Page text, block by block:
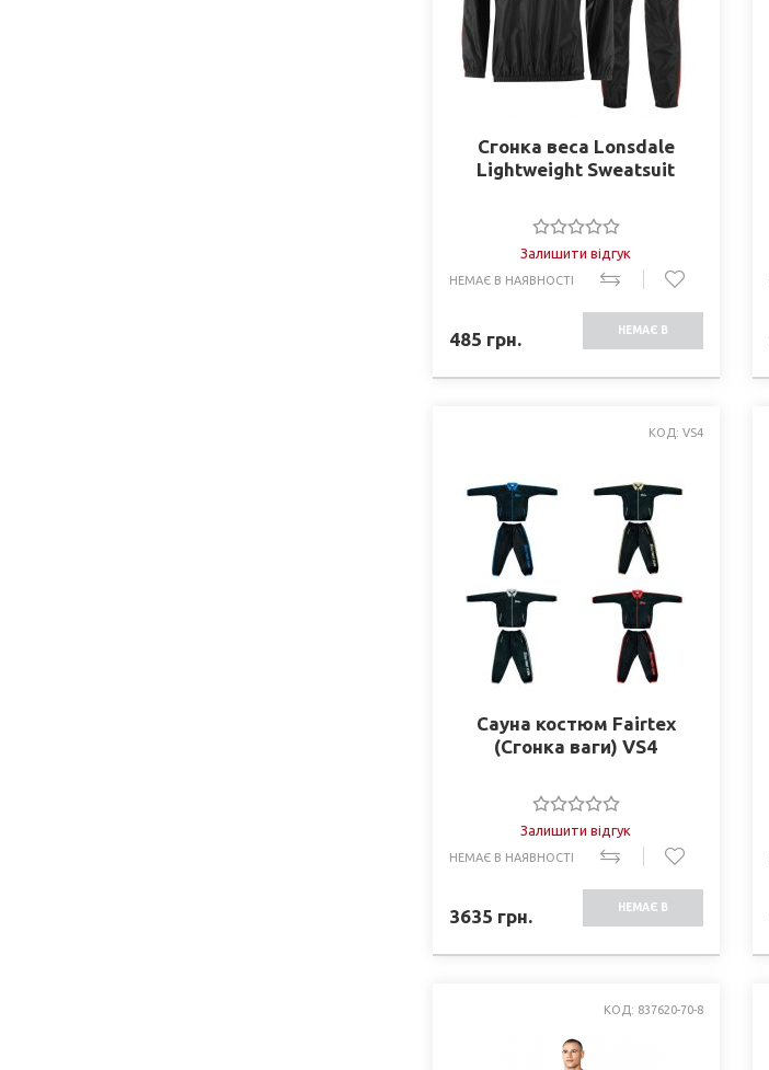
Сгонка веса Lonsdale
Lightweight Sweatsuit
Залишити відгук
НЕМАЄ В НАЯВНОСТІ
485 грн. НЕМАЄ В
КОД: VS4
Сауна костюм Fairtex
(Сгонка ваги) VS4
Залишити відгук
НЕМАЄ В НАЯВНОСТІ
3635 грн. НЕМАЄ В
КОД: 837620-70-8